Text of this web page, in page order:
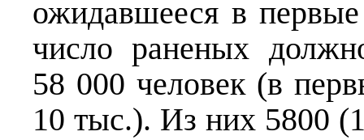
ожидавшееся в
число раненых
58 000 человек (в
10 тыс.). Из них 5800